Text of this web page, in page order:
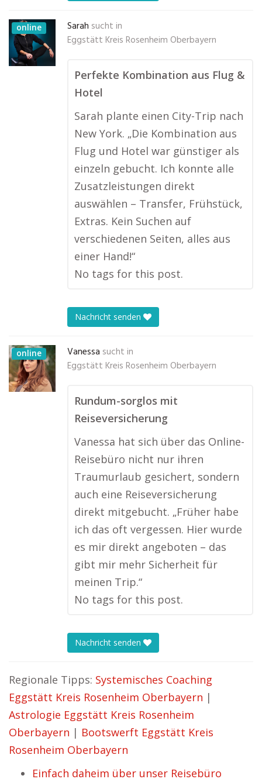
online Sarah sucht in
Eggstätt Kreis Rosenheim Oberbayern
Perfekte Kombination aus Flug &
Hotel
Sarah plante einen City-Trip nach
New York. „Die Kombination aus
Flug und Hotel war günstiger als
einzeln gebucht. Ich konnte alle
Zusatzleistungen direkt
auswählen – Transfer, Frühstück,
Extras. Kein Suchen auf
verschiedenen Seiten, alles aus
einer Hand!“
No tags for this post.
Nachricht senden
online Vanessa sucht in
Eggstätt Kreis Rosenheim Oberbayern
Rundum-sorglos mit
Reiseversicherung
Vanessa hat sich über das Online-
Reisebüro nicht nur ihren
Traumurlaub gesichert, sondern
auch eine Reiseversicherung
direkt mitgebucht. „Früher habe
ich das oft vergessen. Hier wurde
es mir direkt angeboten – das
gibt mir mehr Sicherheit für
meinen Trip.“
No tags for this post.
Nachricht senden
Regionale Tipps: Systemisches Coaching
Eggstätt Kreis Rosenheim Oberbayern |
Astrologie Eggstätt Kreis Rosenheim
Oberbayern | Bootswerft Eggstätt Kreis
Rosenheim Oberbayern
Einfach daheim über unser Reisebüro